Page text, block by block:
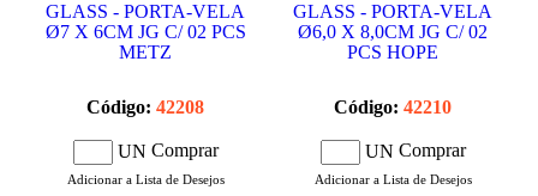
GLASS - PORTA-VELA
Ø7 X 6CM JG C/ 02 PCS
METZ
Código: 42208
UN Comprar
Adicionar a Lista de Desejos
GLASS - PORTA-VELA
Ø6,0 X 8,0CM JG C/ 02
PCS HOPE
Código: 42210
UN Comprar
Adicionar a Lista de Desejos